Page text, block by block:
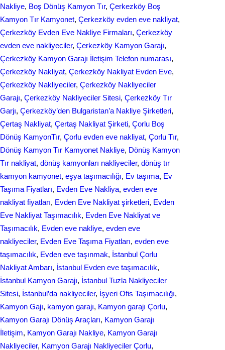
Nakliye, Boş Dönüş Kamyon Tır, Çerkezköy Boş
Kamyon Tır Kamyonet, Çerkezköy evden eve nakliyat
Çerkezköy Evden Eve Nakliye Firmaları, Çerkezköy
evden eve nakliyeciler, Çerkezköy Kamyon Garajı
Çerkezköy Kamyon Garajı İletişim Telefon numarası
Çerkezköy Nakliyat, Çerkezköy Nakliyat Evden Eve
Çerkezköy Nakliyeciler, Çerkezköy Nakliyeciler
Garajı, Çerkezköy Nakliyeciler Sitesi, Çerkezköy Tır
Garjı, Çerkezköy’den Bulgaristan’a Nakliye Şirketleri
Çertaş Nakliyat, Çertaş Nakliyat Şirketi, Çorlu Boş
Dönüş KamyonTır, Çorlu evden eve nakliyat, Çorlu Tır
Dönüş Kamyon Tır Kamyonet Nakliye, Dönüş Kamyon
Tır nakliyat, dönüş kamyonları nakliyeciler, dönüş tır
kamyon kamyonet, eşya taşımacılığı, Ev taşıma, Ev
Taşıma Fiyatları, Evden Eve Nakliya, evden eve
nakliyat fіyatları, Evden Eve Nakliyat şirketleri, Evden
Eve Nakliyat Taşımacılık, Evden Eve Nakliyat ve
Taşımacılık, Evden eve nakliye, evden eve
nakliyeciler, Evden Eve Taşıma Fiyatları, evden eve
taşımacılık, Evden еvе taşınmak, İstanbul Çorlu
Nakliyat Ambarı, İstanbul Evden eve taşımacılık
İstanbul Kamyon Garajı, İstanbul Tuzla Nakliyeciler
Sitesi, İstanbul’da nakliyeciler, İşyeri Ofis Taşımacılığı
Kamyon Gajı, kamyon garajı, Kamyon garajı Çorlu
Kamyon Garajı Dönüş Araçları, Kamyon Garajı
İletişim, Kamyon Garajı Nakliye, Kamyon Garajı
Nakliyeciler, Kamyon Garajı Nakliyeciler Çorlu